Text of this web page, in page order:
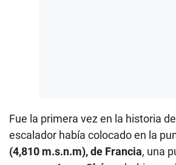
Fue la primera vez en la historia
escalador había colocado en la
(4,810 m.s.n.m), de Francia, una